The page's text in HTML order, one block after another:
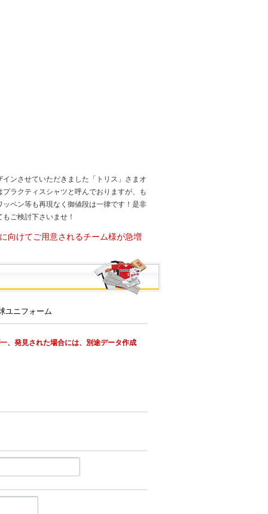
ンさせていただきました「トリス」さまオ
ラクティスシャツと呼んでおりますが、も
ペン等も再現なく御値段は一律です！是非
ご検討下さいませ！
向けてご用意されるチーム様が急増
、発見された場合には、別途データ作成